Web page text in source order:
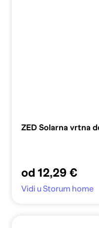
ZED Solarna vrtna
od 12,29 €
Vidi u Storum home